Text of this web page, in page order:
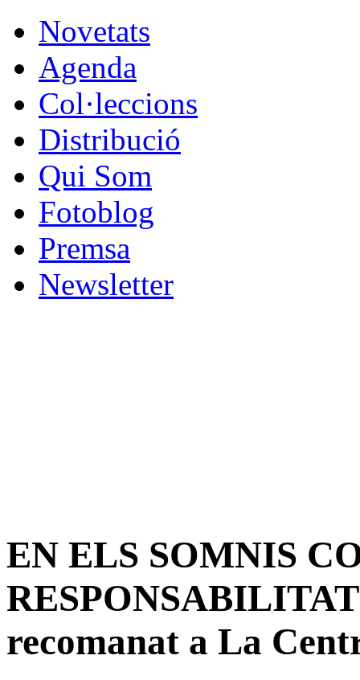
Novetats
Agenda
Col·leccions
Distribució
Qui Som
Fotoblog
Premsa
Newsletter
EN ELS SOMNIS
recomanat a La